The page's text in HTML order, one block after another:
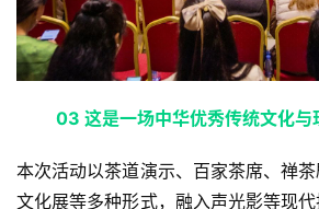
题
公
03 这是一场中华优秀传统文化
本次活动以茶道演示、百家茶席、禅
文化展等多种形式，融入声光影等现